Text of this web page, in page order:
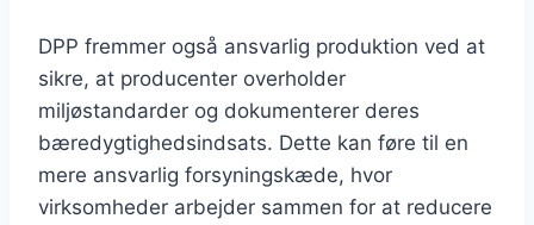
DPP fremmer også ansvarlig produktion ved at
sikre, at producenter overholder
miljøstandarder og dokumenterer deres
bæredygtighedsindsats. Dette kan føre til en
mere ansvarlig forsyningskæde, hvor
virksomheder arbejder sammen for at reducere